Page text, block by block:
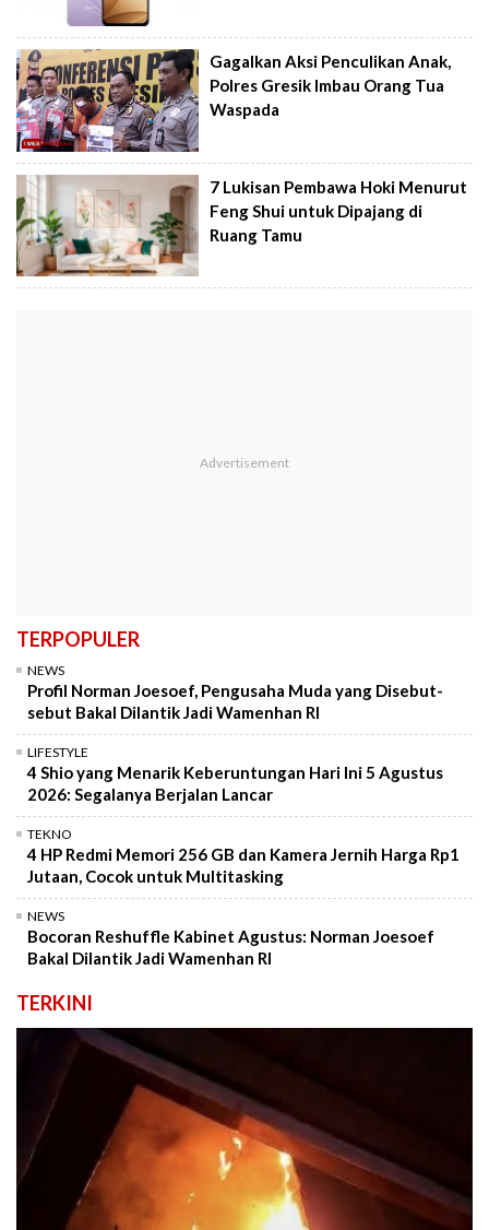
Gagalkan Aksi Penculikan Anak,
Polres Gresik Imbau Orang Tua
Waspada
7 Lukisan Pembawa Hoki Menurut
Feng Shui untuk Dipajang di
Ruang Tamu
TERPOPULER
NEWS
Profil Norman Joesoef, Pengusaha Muda yang Disebut-
sebut Bakal Dilantik Jadi Wamenhan RI
LIFESTYLE
4 Shio yang Menarik Keberuntungan Hari Ini 5 Agustus
2026: Segalanya Berjalan Lancar
TEKNO
4 HP Redmi Memori 256 GB dan Kamera Jernih Harga Rp1
Jutaan, Cocok untuk Multitasking
NEWS
Bocoran Reshuffle Kabinet Agustus: Norman Joesoef
Bakal Dilantik Jadi Wamenhan RI
TERKINI